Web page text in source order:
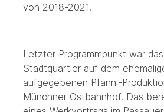
von 2018-2021.
Letzter Programmpunkt war
Stadtquartier auf dem
aufgegebenen Pfanni-
Münchner Ostbahnhof. Das